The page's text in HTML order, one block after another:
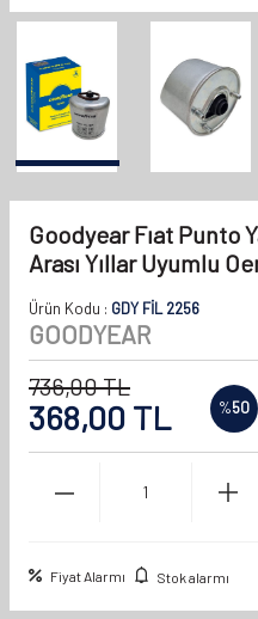
Goodyear Fıat Punto
Arası Yıllar Uyumlu
Ürün Kodu : GDY FİL 2256
GOODYEAR
736,00TL
368,00 TL %50
Fiyat Alarmı Stok alarmı